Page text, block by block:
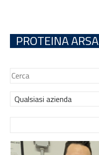
PROTEINA ARSA
Qualsiasi azienda